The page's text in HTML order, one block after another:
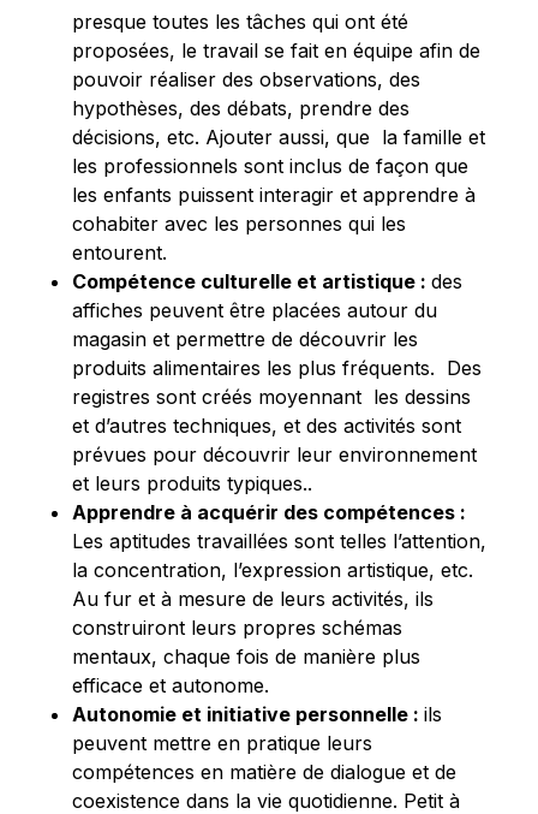
presque toutes les tâches qui ont été
proposées, le travail se fait en équipe afin de
pouvoir réaliser des observations, des
hypothèses, des débats, prendre des
décisions, etc. Ajouter aussi, que la famille et
les professionnels sont inclus de façon que
les enfants puissent interagir et apprendre à
cohabiter avec les personnes qui les
entourent.
Compétence culturelle et artistique : des
affiches peuvent être placées autour du
magasin et permettre de découvrir les
produits alimentaires les plus fréquents. Des
registres sont créés moyennant les dessins
et d’autres techniques, et des activités sont
prévues pour découvrir leur environnement
et leurs produits typiques..
Apprendre à acquérir des compétences :
Les aptitudes travaillées sont telles l’attention,
la concentration, l’expression artistique, etc.
Au fur et à mesure de leurs activités, ils
construiront leurs propres schémas
mentaux, chaque fois de manière plus
efficace et autonome.
Autonomie et initiative personnelle : ils
peuvent mettre en pratique leurs
compétences en matière de dialogue et de
coexistence dans la vie quotidienne. Petit à